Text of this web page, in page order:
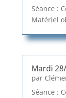
Séance :
Matériel
Mardi
par
Séance :